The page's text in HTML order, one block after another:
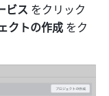
ビス をクリック
クトの作成 をク